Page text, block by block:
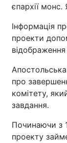
єпархії монс.
Інформація
проекти
Апостольська
про
комітету,
завдання.
Починаючи з
проекту